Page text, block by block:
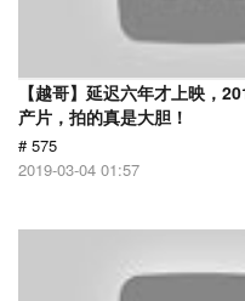
【越哥】延迟六年才上映，
产片，拍的真是大胆！
# 575
2019-03-04 01:57